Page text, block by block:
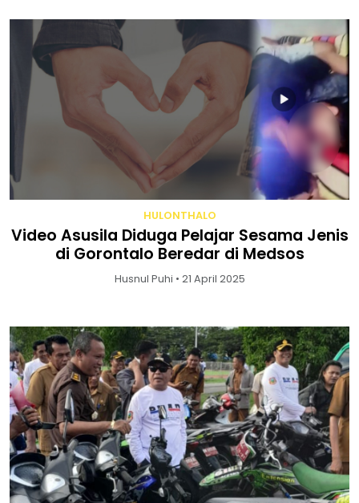
HULONTHALO
Video Asusila Diduga Pelajar Sesama Jenis
di Gorontalo Beredar di Medsos
Husnul Puhi • 21 April 2025